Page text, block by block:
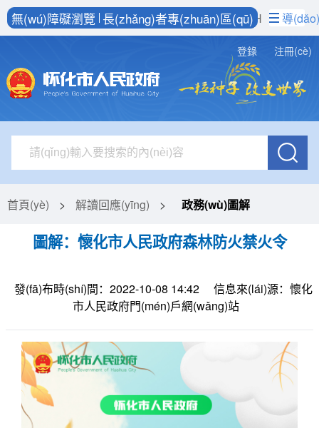
ENGLISH
無(wú)障礙瀏覽 長(zhǎng)者專(zhuān)區(qū)
登錄 注冊(cè)
導
首頁(yè) > 解讀回應(yīng) > 政務(wù)圖解
圖解：懷化市人民政府森林防火禁火令
發(fā)布時(shí)間：2022-10-08 14:42
信息來(lái)源：懷化
市人民政府門(mén)戶網(wǎng)站